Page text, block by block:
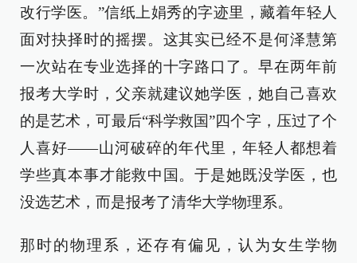
改行学医。”信纸上娟秀的字迹里，藏着年轻人
面对抉择时的摇摆。这其实已经不是何泽慧第
一次站在专业选择的十字路口了。早在两年前
报考大学时，父亲就建议她学医，她自己喜欢
的是艺术，可最后“科学救国”四个字，压过了个
人喜好——山河破碎的年代里，年轻人都想着
学些真本事才能救中国。于是她既没学医，也
没选艺术，而是报考了清华大学物理系。
那时的物理系，还存有偏见，认为女生学物